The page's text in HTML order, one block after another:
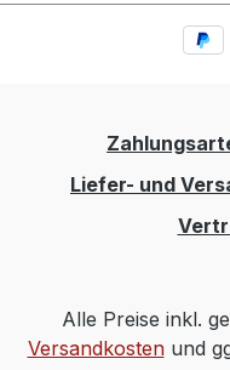
Liefer- und
Alle Preise inkl.
Versandkostenund